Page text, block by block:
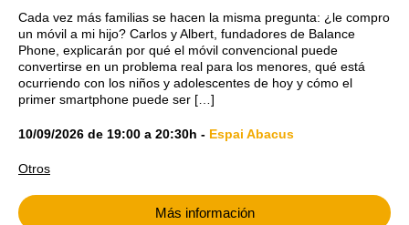
Cada vez más familias se hacen la misma pregunta: ¿le compro
un móvil a mi hijo? Carlos y Albert, fundadores de Balance
Phone, explicarán por qué el móvil convencional puede
convertirse en un problema real para los menores, qué está
ocurriendo con los niños y adolescentes de hoy y cómo el
primer smartphone puede ser […]
10/09/2026 de 19:00 a 20:30h - Espai Abacus
Otros
Más información